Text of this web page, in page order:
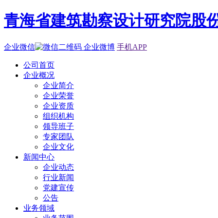
青海省建筑勘察设计研究院股
企业微信 企业微博 手机APP
公司首页
企业概况
企业简介
企业荣誉
企业资质
组织机构
领导班子
专家团队
企业文化
新闻中心
企业动态
行业新闻
党建宣传
公告
业务领域